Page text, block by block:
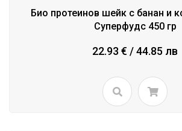
Био протеинов шейк с банан и
Суперфудс 450 гр
22.93 € / 44.85 лв